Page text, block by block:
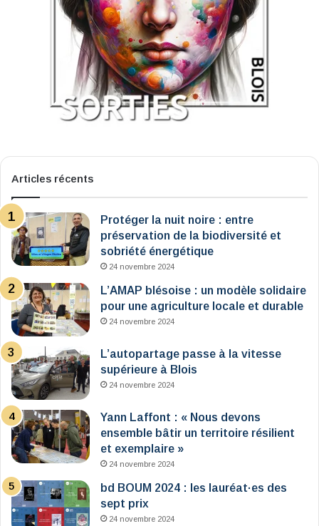
Articles récents
Protéger la nuit noire : entre
préservation de la biodiversité et
sobriété énergétique
24 novembre 2024
L’AMAP blésoise : un modèle solidaire
pour une agriculture locale et durable
24 novembre 2024
L’autopartage passe à la vitesse
supérieure à Blois
24 novembre 2024
Yann Laffont : « Nous devons
ensemble bâtir un territoire résilient
et exemplaire »
24 novembre 2024
bd BOUM 2024 : les lauréat·es des
sept prix
24 novembre 2024